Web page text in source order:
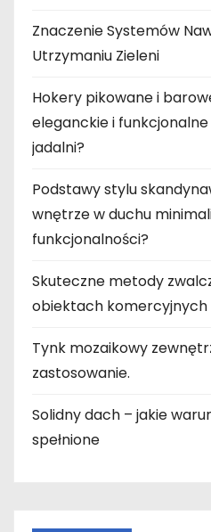
Znaczenie Systemów
Utrzymaniu Zieleni
Hokery pikowane i
eleganckie i
jadalni?
Podstawy stylu
wnętrze w duchu
funkcjonalności?
Skuteczne metody
obiektach komercyjnych
Tynk mozaikowy
zastosowanie.
Solidny dach – jakie
spełnione